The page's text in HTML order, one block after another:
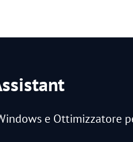
e Ottimizzatore